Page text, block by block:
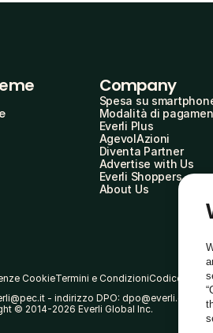
Company
Spesa su
Modalità di
Everli Plus
AgevolAzioni
Diventa Partner
Advertise with Us
Everli Shoppers
About Us
CookieTermini e CondizioniCodice Etico
- indirizzo DPO: dpo@everli.com
© 2014-2026 Everli Global Inc.